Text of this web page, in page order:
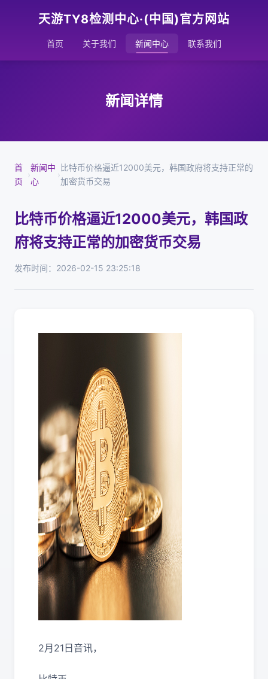
天游TY8检测中心·(中国)官方网站
首页 关于我们 新闻中心 联系我们
新闻详情
首
页
›
新闻中
心
›
比特币价格逼近12000美元，韩国政府将支持正常的
加密货币交易
比特币价格逼近12000美元，韩国政
府将支持正常的加密货币交易
发布时间：2026-02-15 23:25:18
2月21日音讯，